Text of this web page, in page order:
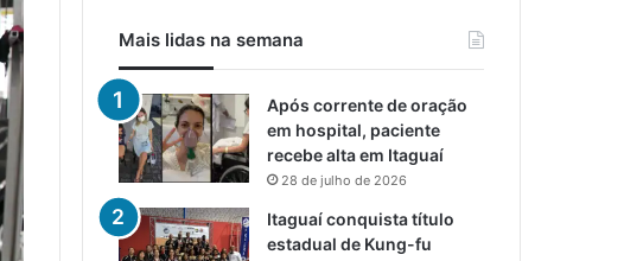
Mais lidas na semana
Após corrente de oração
em hospital, paciente
recebe alta em Itaguaí
28 de julho de 2026
Itaguaí conquista título
estadual de Kung-fu